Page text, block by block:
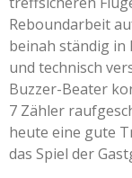
Reboundarbeit
beinah ständig in
und technisch
Buzzer-Beater
7 Zähler
heute eine gute
das Spiel der